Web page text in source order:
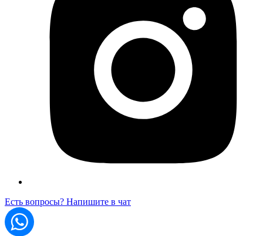
Есть вопросы? Напишите в чат